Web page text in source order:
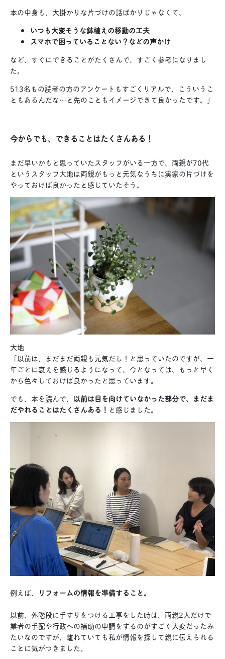
本の中身も、大掛かりな片づけの話ばかりじゃなくて、
いつも大変そうな鉢植えの移動の工夫
スマホで困っていることない？などの声かけ
など、すぐにできることがたくさんで、すごく参考になりまし
た。
513名もの読者の方のアンケートもすごくリアルで、こういうこ
ともあるんだな…と先のこともイメージできて良かったです。」
今からでも、できることはたくさんある！
まだ早いかもと思っていたスタッフがいる一方で、両親が70代
というスタッフ大地は両親がもっと元気なうちに実家の片づけを
やっておけば良かったと感じていたそう。
大地
「以前は、まだまだ両親も元気だし！と思っていたのですが、一
年ごとに衰えを感じるようになって、今となっては、もっと早く
から色々しておけば良かったと思っています。
でも、本を読んで、 以前は目を向けていなかった部分で、まだま
だやれることはたくさんある！ と感じました。
例えば、 リフォームの情報を準備すること。
以前、外階段に手すりをつける工事をした時は、両親2人だけで
業者の手配や行政への補助の申請をするのがすごく大変だったみ
たいなのですが、離れていても私が情報を探して親に伝えられる
ことに気がつきました。